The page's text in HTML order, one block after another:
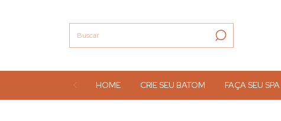
HOME CRIE SEU BATOM FAÇA SEU SPA